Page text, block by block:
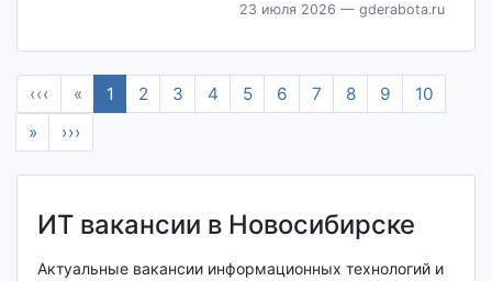
23 июля 2026 — gderabota.ru
‹‹‹ « 1 2 3 4 5 6 7 8 9
10
»
›››
ИТ вакансии в Новосибирске
Актуальные вакансии информационных технологий и